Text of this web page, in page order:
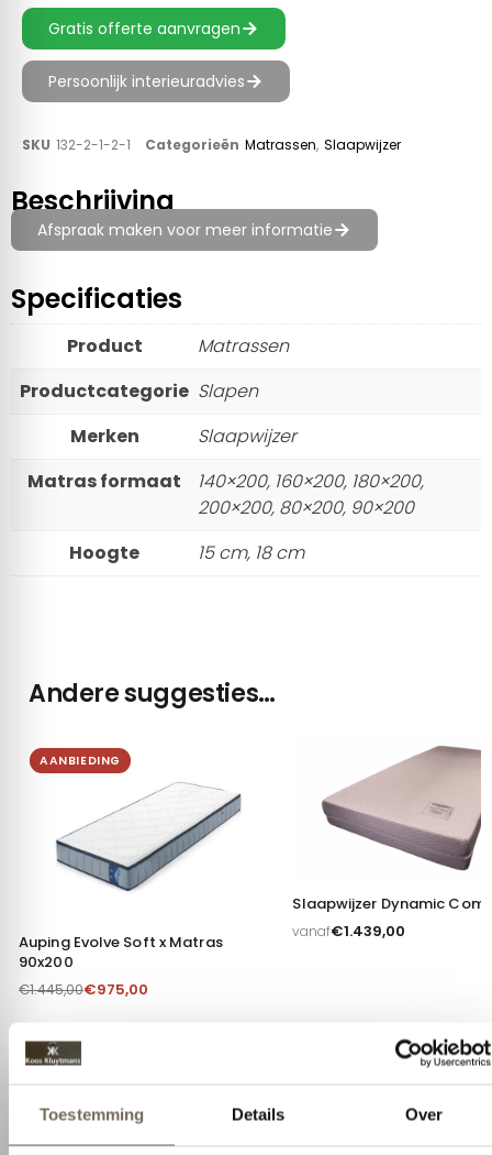
Toestemming Over
Deze website maakt gebruik van cookies
Gratis offerte aanvragen
Persoonlijk interieuradvies
SKU 132-2-1-2-1 Categorieën Matrassen, Slaapwijzer
Beschrijving
Afspraak maken voor meer informatie
Specificaties
Product
Matrassen
Productcategorie Slapen
Merken
Slaapwijzer
Matras formaat
140×200, 160×200, 180×200,
200×200, 80×200, 90×200
Hoogte
15 cm, 18 cm
Andere suggesties…
AANBIEDING
Auping Evolve Soft x Matras
90x200
€1.445,00€975,00
Slaapwijzer Dynamic
vanaf€1.439,00